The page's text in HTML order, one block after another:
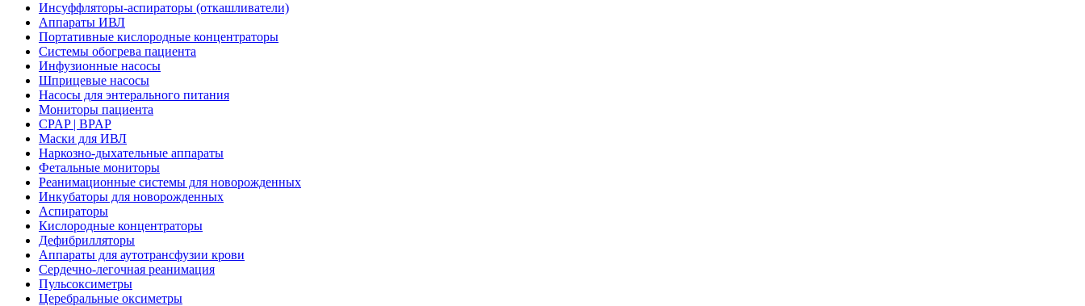
Инсуффляторы-аспираторы (откашливатели)
Аппараты ИВЛ
Портативные кислородные концентраторы
Системы обогрева пациента
Инфузионные насосы
Шприцевые насосы
Насосы для энтерального питания
Мониторы пациента
CPAP | BPAP
Маски для ИВЛ
Наркозно-дыхательные аппараты
Фетальные мониторы
Реанимационные системы для новорожденных
Инкубаторы для новорожденных
Аспираторы
Кислородные концентраторы
Дефибрилляторы
Аппараты для аутотрансфузии крови
Сердечно-легочная реанимация
Пульсоксиметры
Церебральные оксиметры